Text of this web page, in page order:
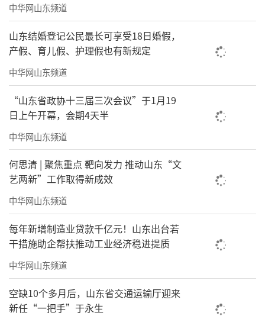
中华网山东频道
山东结婚登记公民最长可享受18日婚假，
产假、育儿假、护理假也有新规定
中华网山东频道
“山东省政协十三届三次会议”于1月19
日上午开幕，会期4天半
中华网山东频道
何思清 | 聚焦重点 靶向发力 推动山东“文
艺两新”工作取得新成效
中华网山东频道
每年新增制造业贷款千亿元！山东出台若
干措施助企帮扶推动工业经济稳进提质
中华网山东频道
空缺10个多月后，山东省交通运输厅迎来
新任“一把手”于永生